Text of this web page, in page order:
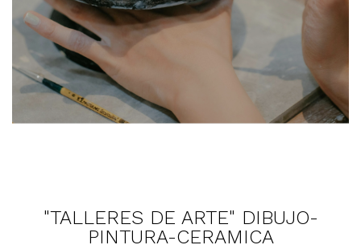
"TALLERES DE ARTE" DIBUJO-
PINTURA-CERAMICA